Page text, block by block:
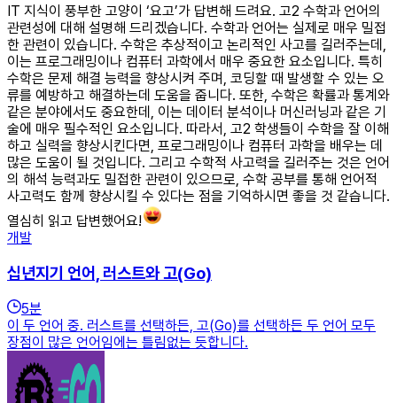
IT 지식이 풍부한 고양이 ‘요고’가 답변해 드려요. 고2 수학과 언어의
관련성에 대해 설명해 드리겠습니다. 수학과 언어는 실제로 매우 밀접
한 관련이 있습니다. 수학은 추상적이고 논리적인 사고를 길러주는데,
이는 프로그래밍이나 컴퓨터 과학에서 매우 중요한 요소입니다. 특히
수학은 문제 해결 능력을 향상시켜 주며, 코딩할 때 발생할 수 있는 오
류를 예방하고 해결하는데 도움을 줍니다. 또한, 수학은 확률과 통계와
같은 분야에서도 중요한데, 이는 데이터 분석이나 머신러닝과 같은 기
술에 매우 필수적인 요소입니다. 따라서, 고2 학생들이 수학을 잘 이해
하고 실력을 향상시킨다면, 프로그래밍이나 컴퓨터 과학을 배우는 데
많은 도움이 될 것입니다. 그리고 수학적 사고력을 길러주는 것은 언어
의 해석 능력과도 밀접한 관련이 있으므로, 수학 공부를 통해 언어적
사고력도 함께 향상시킬 수 있다는 점을 기억하시면 좋을 것 같습니다.
열심히 읽고 답변했어요!
개발
십년지기 언어, 러스트와 고(Go)
5분
이 두 언어 중. 러스트를 선택하든, 고(Go)를 선택하든 두 언어 모두
장점이 많은 언어임에는 틀림없는 듯합니다.